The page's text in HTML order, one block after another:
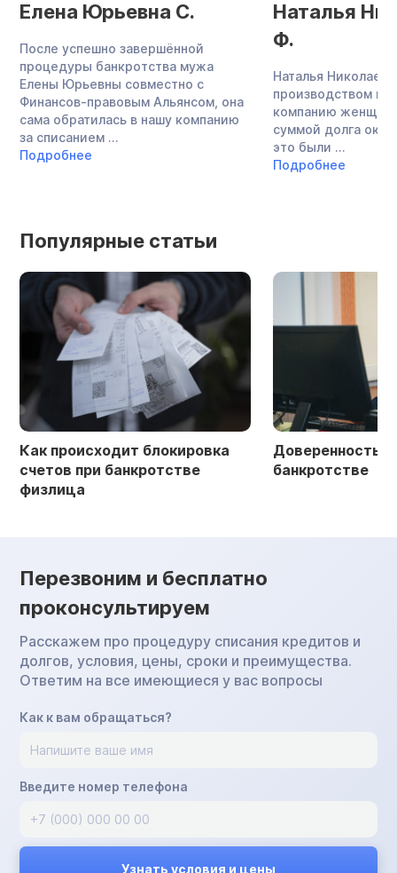
Елена Юрьевна С.
После успешно завершённой
процедуры банкротства мужа
Елены Юрьевны совместно с
Финансов-правовым Альянсом, она
сама обратилась в нашу компанию
за списанием ...
Подробнее
Наталья
Ф.
Наталья
производством
компанию
суммой долга
это были ...
Подробнее
Популярные статьи
Как происходит блокировка
счетов при банкротстве
физлица
Доверенность
банкротстве
Перезвоним и бесплатно
проконсультируем
Расскажем про процедуру списания кредитов и
долгов, условия, цены, сроки и преимущества.
Ответим на все имеющиеся у вас вопросы
Как к вам обращаться?
Введите номер телефона